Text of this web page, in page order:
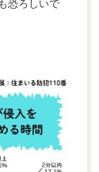
恐ろしいで